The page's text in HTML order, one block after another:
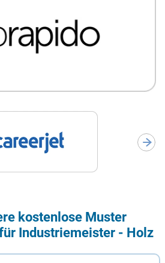
kostenlose Muster
Industriemeister - Holz